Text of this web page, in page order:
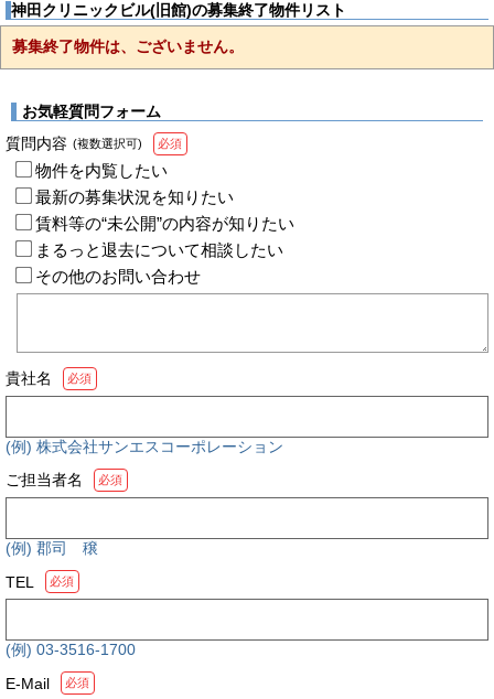
神田クリニックビル(旧館)の募集終了物件リスト
募集終了物件は、ございません。
お気軽質問フォーム
質問内容 (複数選択可) 必須
物件を内覧したい
最新の募集状況を知りたい
賃料等の“未公開”の内容が知りたい
まるっと退去について相談したい
その他のお問い合わせ
貴社名 必須
(例) 株式会社サンエスコーポレーション
ご担当者名
必須
(例) 郡司 穣
TEL
必須
(例) 03-3516-1700
E-Mail
必須